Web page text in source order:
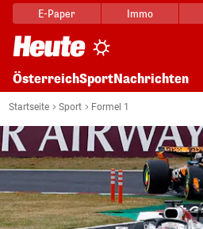
E-Paper Immo
ÖsterreichSportNachrichten
Startseite Sport Formel 1